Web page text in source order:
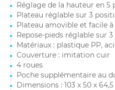
Réglage de la hauteur en 5
Plateau réglable sur 3
Plateau amovible et facile
Repose-pieds réglable sur
Matériaux : plastique PP,
Couverture : imitation cuir
4 roues
Poche supplémentaire au
Dimensions : 103 x 50 x